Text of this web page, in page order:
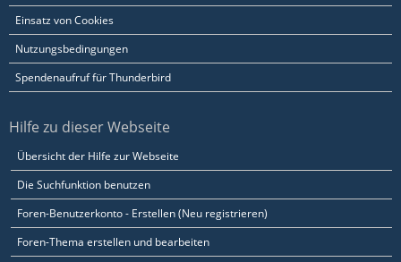
Einsatz von Cookies
Nutzungsbedingungen
Spendenaufruf für Thunderbird
Hilfe zu dieser Webseite
Übersicht der Hilfe zur Webseite
Die Suchfunktion benutzen
Foren-Benutzerkonto - Erstellen (Neu registrieren)
Foren-Thema erstellen und bearbeiten